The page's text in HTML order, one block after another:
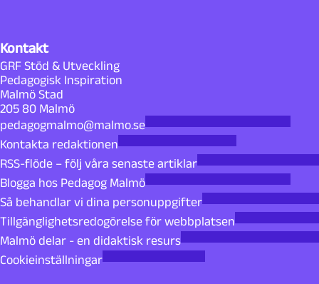
Kontakt
GRF Stöd & Utveckling
Pedagogisk Inspiration
Malmö Stad
205 80 Malmö
pedagogmalmo@malmo.se
Kontakta redaktionen
RSS-flöde – följ våra senaste artiklar
Blogga hos Pedagog Malmö
Så behandlar vi dina personuppgifter
Tillgänglighetsredogörelse för webbplatsen
Malmö delar - en didaktisk resurs
Cookieinställningar